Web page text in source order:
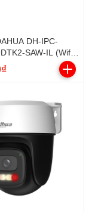
DH-IPC-
SAW-IL (Wifi
liền Mic)